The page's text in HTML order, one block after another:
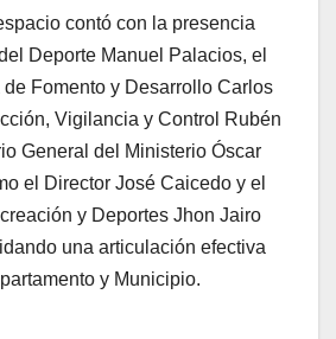
contó con la presencia
Deporte Manuel Palacios, el
de Fomento y Desarrollo Carlos
Vigilancia y Control Rubén
General del Ministerio Óscar
el Director José Caicedo y el
y Deportes Jhon Jairo
una articulación efectiva
y Municipio.